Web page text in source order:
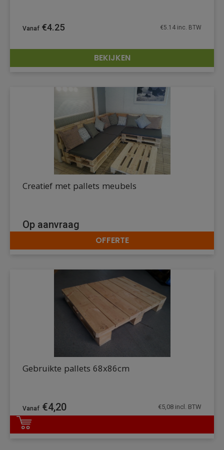
DETAILS
€4.25 €5.14 inc. BTW
BEKIJKEN
DETAILS
Creatief met pallets meubels
Op aanvraag
OFFERTE
DETAILS
Gebruikte pallets 68x86cm
€4,20 €5,08 incl. BTW